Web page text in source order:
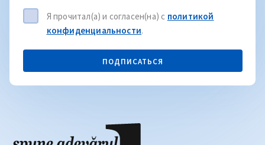
Я прочитал(а) и согласен(на) с политикой
конфиденциальности.
ПОДПИСАТЬСЯ